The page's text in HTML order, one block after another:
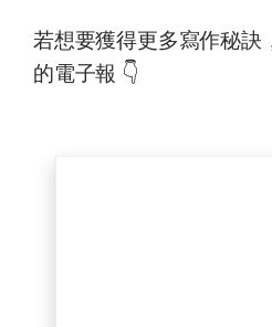
若想要獲得更多寫作秘訣
的電子報 👇